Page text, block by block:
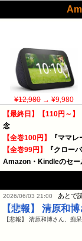
¥12,980→ ¥9,980
【最終日】【110円～】
念
【全巻100円】
『ママ
【全巻99円】
『クロー
Amazon・Kindleのセー
2026/06/03 21:00 あとで
【悲報】 清原和
【悲報】 清原和博さん、痴